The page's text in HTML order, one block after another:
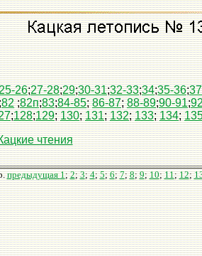
26;27-28;29;30-31;32-33;34;35-36;
82 ;82п;83;84-85; 86-87; 88-89;90-91;
;128;129;130;131;132;133;134;
чтения
предыдущая1;2;3;4;5;6;7;8;9;10;11;12;